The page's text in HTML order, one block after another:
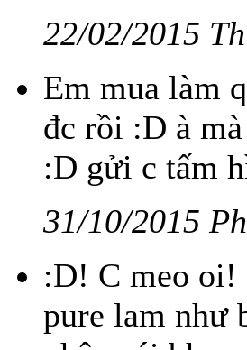
22/02/2015
Em mua làm
đc rồi :D à
:D gửi c tấm
31/10/2015
:D! C meo oi!
pure lam như